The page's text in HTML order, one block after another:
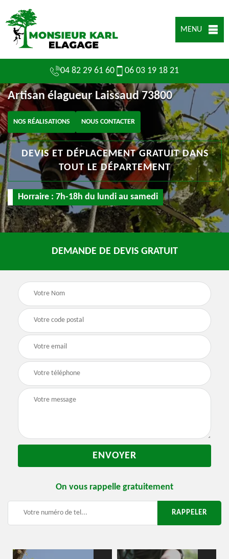
MENU
04 82 29 61 60 06 03 19 18 21
Artisan élagueur Laissaud 73800
NOS RÉALISATIONS NOUS CONTACTER
DEVIS ET DÉPLACEMENT GRATUIT DANS
TOUT LE DÉPARTEMENT
Horraire : 7h-18h du lundi au samedi
DEMANDE DE DEVIS GRATUIT
On vous rappelle gratuitement